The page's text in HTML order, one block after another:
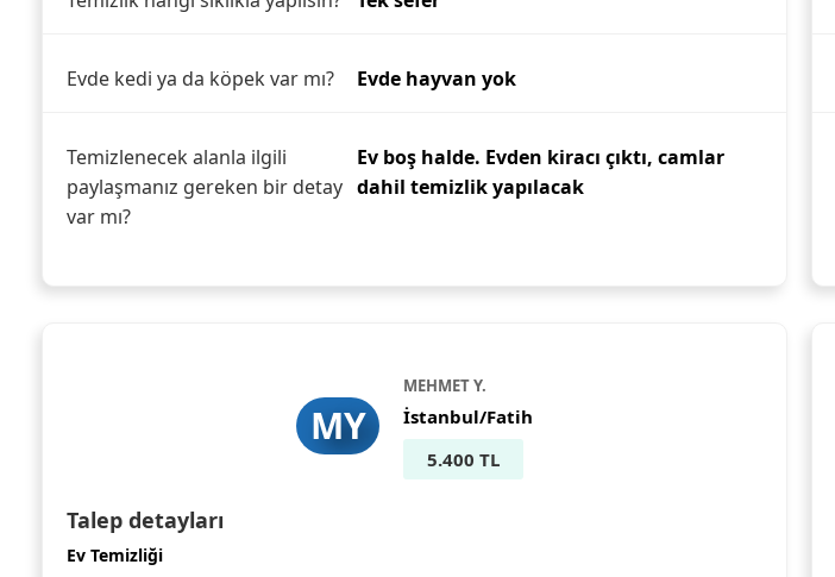
Evde kedi ya da köpek var mı? Evde hayvan yok
Temizlenecek alanla ilgili
paylaşmanız gereken bir detay
var mı?
Ev boş halde. Evden kiracı çıktı, camlar
dahil temizlik yapılacak
MY
MEHMET Y.
İstanbul/Fatih
5.400 TL
Talep detayları
Ev Temizliği